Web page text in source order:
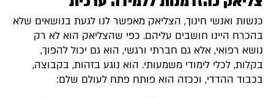
כנשות ואנשי חינוך, הצליאק מאפשר לנו לגעת בנושאים שלא
בהכרח היינו חושבים עליהם. כפי שהצליאק הוא לא רק
נושא רפואי, אלא גם חברתי ורגשי, הוא גם יכול להפוך,
בקלות, לכלי לימודי משמעותי. הוא נוגע בזהות, בקבוצה,
בכבוד ההדדי, וככזה הוא פותח פתח לעולם שלם: